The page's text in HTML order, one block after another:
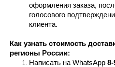
оформления заказа,
голосового
клиента.
Как узнать стоимость
регионы России:
Написать на WhatsApp 8-